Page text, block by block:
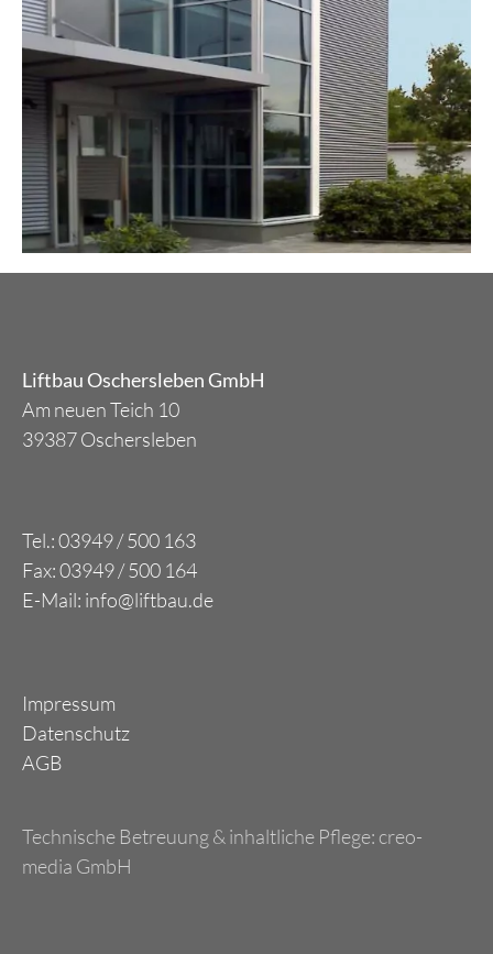
Liftbau Oschersleben GmbH
Am neuen Teich 10
39387 Oschersleben
Tel.: 03949 / 500 163
Fax: 03949 / 500 164
E-Mail: info@liftbau.de
Impressum
Datenschutz
AGB
Technische Betreuung & inhaltliche Pflege: creo-
media GmbH